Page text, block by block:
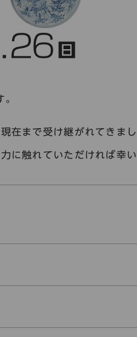
在まで受け継がれてきま
に触れていただければ幸い